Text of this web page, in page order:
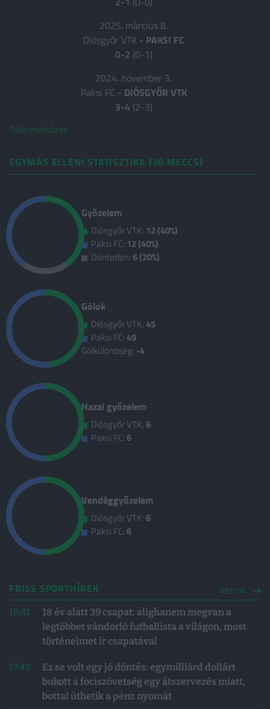
2025. március 8.
Diósgyőr VTK- PAKSI FC
0-2 (0-1)
2024. november 3.
Paksi FC - DIÓSGYŐR VTK
3-4 (2-3)
Több mérkőzés
EGYMÁS ELLENI STATISZTIKA (30 MECCS)
Győzelem
Diósgyőr VTK: 12 (40%)
Paksi FC: 12 (40%)
Döntetlen: 6 (20%)
Gólok
Diósgyőr VTK: 45
Paksi FC: 49
Gólkülönbség: -4
Hazai győzelem
Diósgyőr VTK: 6
Paksi FC: 6
Vendéggyőzelem
Diósgyőr VTK: 6
Paksi FC: 6
FRISS SPORTHÍREK Több hír
18:41
18 év alatt 39 csapat: alighanem megvan a
legtöbbet vándorló futballista a világon, most
történelmet ír csapatával
17:43
Ez se volt egy jó döntés: egymilliárd dollárt
bukott a fociszövetség egy átszervezés miatt,
bottal üthetik a pénz nyomát